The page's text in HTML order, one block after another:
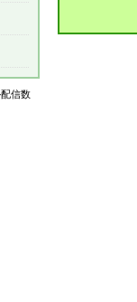
信数